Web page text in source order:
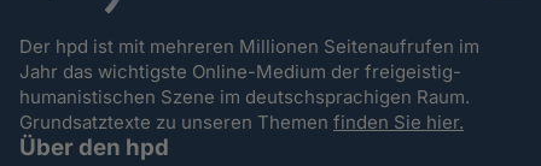
Der hpd ist mit mehreren Millionen Seitenaufrufen im
Jahr das wichtigste Online-Medium der freigeistig-
humanistischen Szene im deutschsprachigen Raum.
Grundsatztexte zu unseren Themenfinden Sie hier.
Über den hpd